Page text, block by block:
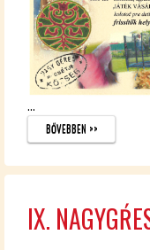
...
BŐ­VEB­BEN >>
IX.